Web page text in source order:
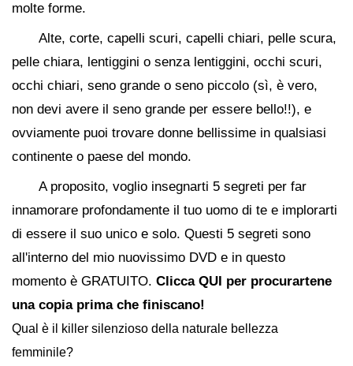
molte forme.
Alte, corte, capelli scuri, capelli chiari, pelle scura,
pelle chiara, lentiggini o senza lentiggini, occhi scuri,
occhi chiari, seno grande o seno piccolo (sì, è vero,
non devi avere il seno grande per essere bello!!), e
ovviamente puoi trovare donne bellissime in qualsiasi
continente o paese del mondo.
A proposito, voglio insegnarti 5 segreti per far
innamorare profondamente il tuo uomo di te e implorarti
di essere il suo unico e solo. Questi 5 segreti sono
all'interno del mio nuovissimo DVD e in questo
momento è GRATUITO. Clicca QUI per procurartene
una copia prima che finiscano!
Qual è il killer silenzioso della naturale bellezza
femminile?